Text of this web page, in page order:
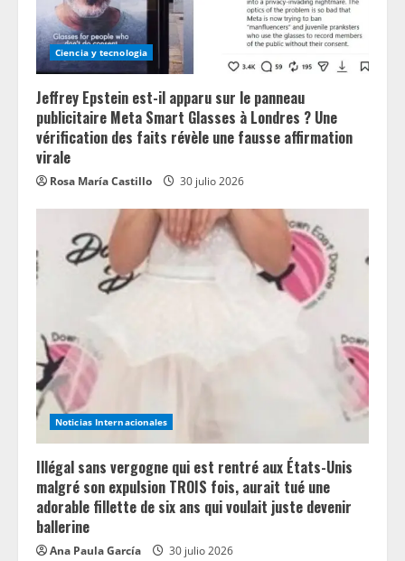
Ciencia y tecnologia
Jeffrey Epstein est-il apparu sur le panneau
publicitaire Meta Smart Glasses à Londres ? Une
vérification des faits révèle une fausse affirmation
virale
Rosa María Castillo 30 julio 2026
Noticias Internacionales
Illégal sans vergogne qui est rentré aux États-Unis
malgré son expulsion TROIS fois, aurait tué une
adorable fillette de six ans qui voulait juste devenir
ballerine
Ana Paula García 30 julio 2026